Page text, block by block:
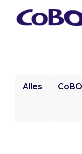
Alles CoBO